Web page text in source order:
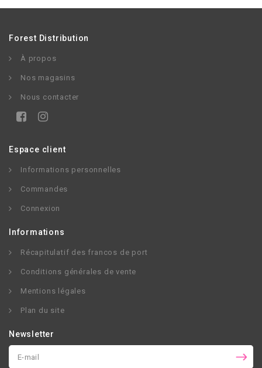
Forest Distribution
À propos
Nos magasins
Nous contacter
Espace client
Informations personnelles
Commandes
Connexion
Informations
Récapitulatif des francos de port
Conditions générales de vente
Mentions légales
Plan du site
Newsletter